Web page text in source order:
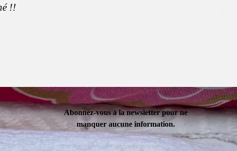
!!
Abonnez-vous à la newsletter pour ne
manquer aucune information.